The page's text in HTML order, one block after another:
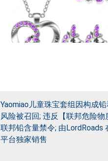
Yaomiao儿童珠宝套组因构成
风险被召回; 违反【联邦危险物
联邦铅含量禁令; 由LordRoads
平台独家销售